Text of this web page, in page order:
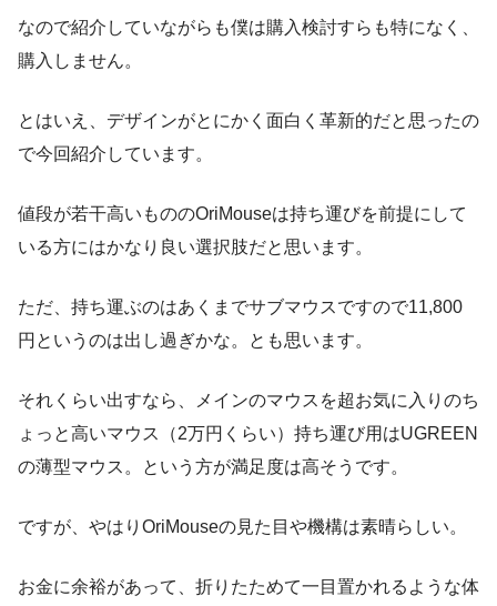
なので紹介していながらも僕は購入検討すらも特になく、
購入しません。
とはいえ、デザインがとにかく面白く革新的だと思ったの
で今回紹介しています。
値段が若干高いもののOriMouseは持ち運びを前提にして
いる方にはかなり良い選択肢だと思います。
ただ、持ち運ぶのはあくまでサブマウスですので11,800
円というのは出し過ぎかな。とも思います。
それくらい出すなら、メインのマウスを超お気に入りのち
ょっと高いマウス（2万円くらい）持ち運び用はUGREEN
の薄型マウス。という方が満足度は高そうです。
ですが、やはりOriMouseの見た目や機構は素晴らしい。
お金に余裕があって、折りたためて一目置かれるような体